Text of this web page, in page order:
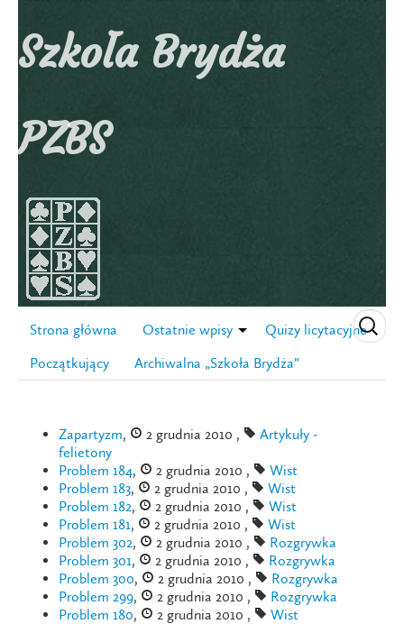
Szkoła Brydża
PZBS
Strona główna Ostatnie wpisy
Quizy licytacyjne
Początkujący
Archiwalna „Szkoła Brydża”
Zapartyzm, 2 grudnia 2010 ,
Artykuły -
felietony
Problem 184, 2 grudnia 2010 ,
Wist
Problem 183, 2 grudnia 2010 ,
Wist
Problem 182, 2 grudnia 2010 ,
Wist
Problem 181, 2 grudnia 2010 ,
Wist
Problem 302, 2 grudnia 2010 ,
Rozgrywka
Problem 301, 2 grudnia 2010 ,
Rozgrywka
Problem 300, 2 grudnia 2010 ,
Rozgrywka
Problem 299, 2 grudnia 2010 ,
Rozgrywka
Problem 180, 2 grudnia 2010 , Wist